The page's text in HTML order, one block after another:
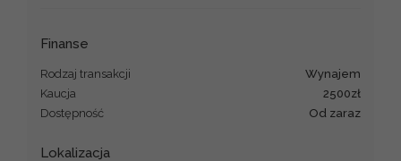
Finanse
Rodzaj transakcji
wynajem
Kaucja
2500zł
Dostępność
od zaraz
Lokalizacja